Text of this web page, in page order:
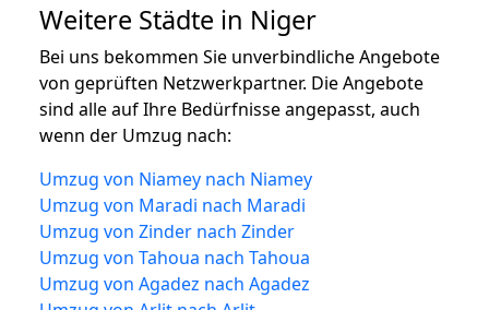
Weitere Städte in Niger
Bei uns bekommen Sie unverbindliche Angebote
von geprüften Netzwerkpartner. Die Angebote
sind alle auf Ihre Bedürfnisse angepasst, auch
wenn der Umzug nach:
Umzug von Niamey nach Niamey
Umzug von Maradi nach Maradi
Umzug von Zinder nach Zinder
Umzug von Tahoua nach Tahoua
Umzug von Agadez nach Agadez